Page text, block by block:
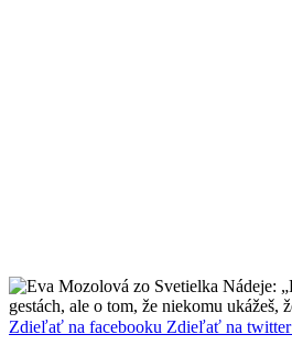
Zdieľať na facebooku Zdieľať na twitter